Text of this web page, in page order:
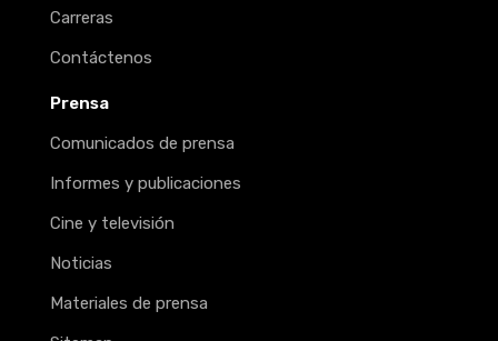
Carreras
Contáctenos
Prensa
Comunicados de prensa
Informes y publicaciones
Cine y televisión
Noticias
Materiales de prensa